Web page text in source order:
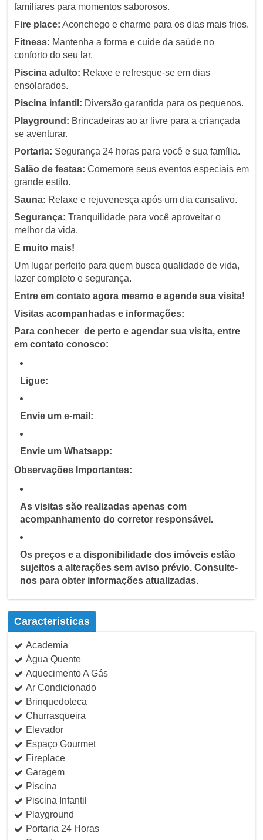
familiares para momentos saborosos.
Fire place: Aconchego e charme para os dias mais frios.
Fitness: Mantenha a forma e cuide da saúde no
conforto do seu lar.
Piscina adulto: Relaxe e refresque-se em dias
ensolarados.
Piscina infantil: Diversão garantida para os pequenos.
Playground: Brincadeiras ao ar livre para a criançada
se aventurar.
Portaria: Segurança 24 horas para você e sua família.
Salão de festas: Comemore seus eventos especiais em
grande estilo.
Sauna: Relaxe e rejuvenesça após um dia cansativo.
Segurança: Tranquilidade para você aproveitar o
melhor da vida.
E muito mais!
Um lugar perfeito para quem busca qualidade de vida,
lazer completo e segurança.
Entre em contato agora mesmo e agende sua visita!
Visitas acompanhadas e informações:
Para conhecer de perto e agendar sua visita, entre
em contato conosco:
Ligue:
Envie um e-mail:
Envie um Whatsapp:
Observações Importantes:
As visitas são realizadas apenas com
acompanhamento do corretor responsável.
Os preços e a disponibilidade dos imóveis estão
sujeitos a alterações sem aviso prévio. Consulte-
nos para obter informações atualizadas.
Características
Academia
Água Quente
Aquecimento A Gás
Ar Condicionado
Brinquedoteca
Churrasqueira
Elevador
Espaço Gourmet
Fireplace
Garagem
Piscina
Piscina Infantil
Playground
Portaria 24 Horas